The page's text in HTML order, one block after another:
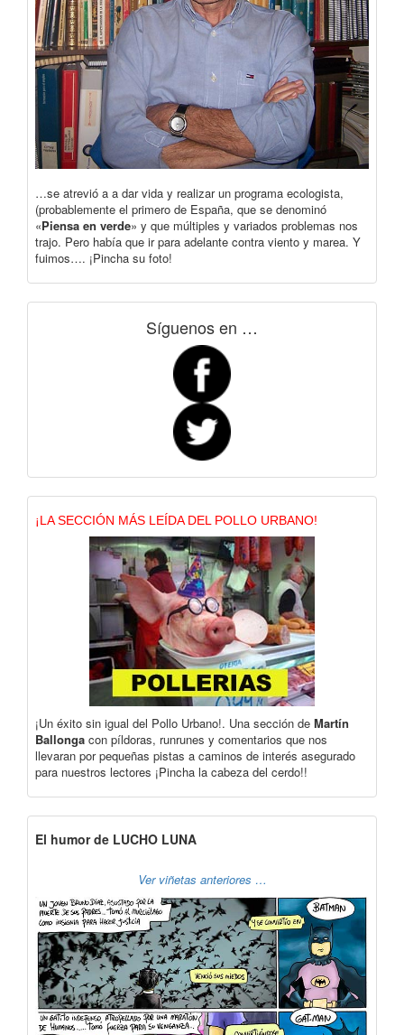
…se atrevió a a dar vida y realizar un programa ecologista,
(probablemente el primero de España, que se denominó
«Piensa en verde» y que múltiples y variados problemas nos
trajo. Pero había que ir para adelante contra viento y marea. Y
fuimos…. ¡Pincha su foto!
Síguenos en …
¡LA SECCIÓN MÁS LEÍDA DEL POLLO URBANO!
¡Un éxito sin igual del Pollo Urbano!. Una sección de Martín
Ballonga con píldoras, runrunes y comentarios que nos
llevaran por pequeñas pistas a caminos de interés asegurado
para nuestros lectores ¡Pincha la cabeza del cerdo!!
El humor de LUCHO LUNA
Ver viñetas anteriores …